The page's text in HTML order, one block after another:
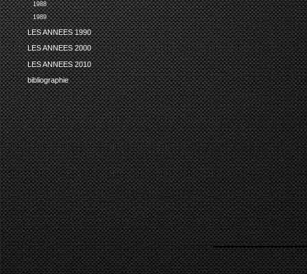
1988
1989
LES ANNEES 1990
LES ANNEES 2000
LES ANNEES 2010
bibliographie